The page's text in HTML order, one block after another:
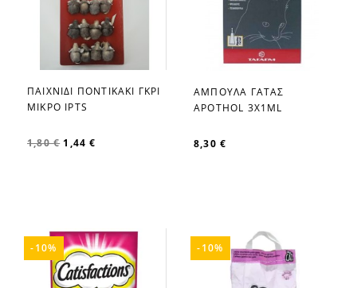
favorite_border
ΠΑΙΧΝΙΔΙ ΠΟΝΤΙΚΑΚΙ ΓΚΡΙ
ΜΙΚΡΟ IPTS
1,80 € 1,44 €
favorite_border
ΑΜΠΟΥΛΑ ΓΑΤΑΣ
APOTHOL 3X1ML
8,30 €
-10% -10%